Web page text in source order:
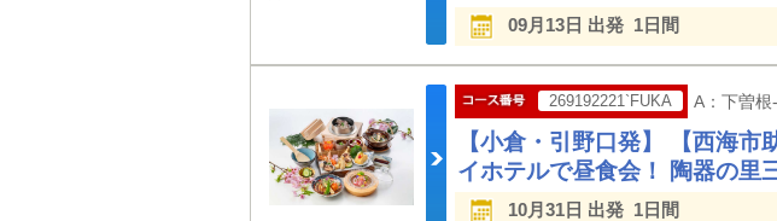
09月13日 出発 1日間
269192221`FUKA A：下曽根
【小倉・引野口発】 【西海
イホテルで昼食会！ 陶器の
10月31日 出発 1日間